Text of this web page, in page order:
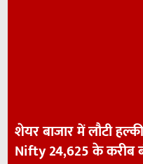
शेयर बाजार में लौटी
Nifty 24,625 के करीब